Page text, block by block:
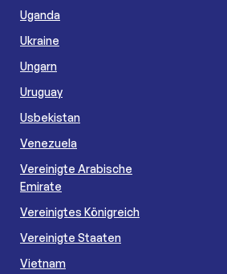
Uganda
Ukraine
Ungarn
Uruguay
Usbekistan
Venezuela
Vereinigte Arabische
Emirate
Vereinigtes Königreich
Vereinigte Staaten
Vietnam